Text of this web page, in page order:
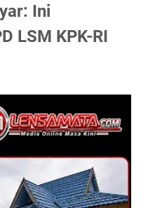
Ini
LSM KPK-RI